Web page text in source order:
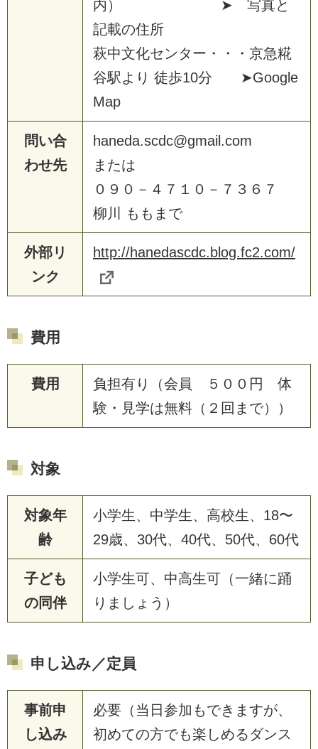
内） ➤ 写真と
記載の住所
萩中文化センター・・・京急糀
谷駅より 徒歩10分 ➤Google
Map
問い合
わせ先
haneda.scdc@gmail.com
または
０９０－４７１０－７３６７
柳川 ももまで
外部リ
ンク
http://hanedascdc.blog.fc2.com/
費用
費用
負担有り（会員 ５００円 体
験・見学は無料（２回まで））
対象
対象年
齢
小学生、中学生、高校生、18〜
29歳、30代、40代、50代、60代
子ども
の同伴
小学生可、中高生可（一緒に踊
りましょう）
申し込み／定員
事前申
し込み
必要（当日参加もできますが、
初めての方でも楽しめるダンス